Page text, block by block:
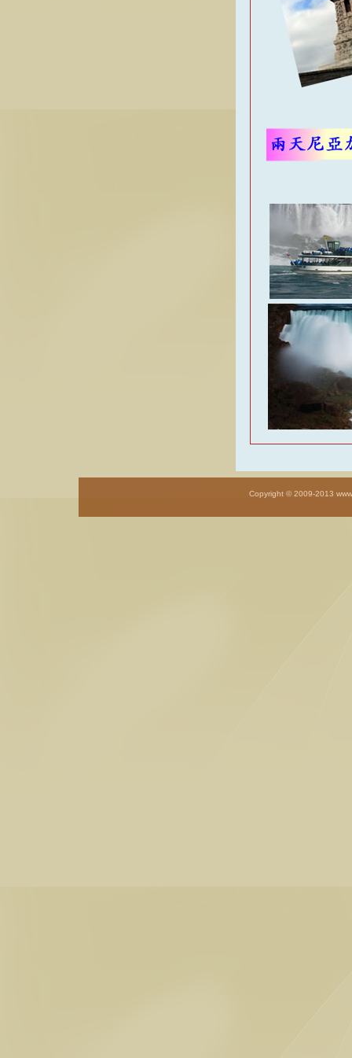
Copyright © 2009-2013